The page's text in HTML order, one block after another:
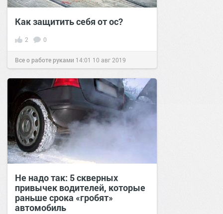
Как защитить себя от ос?
2 0
Все о работе руками 14:01 10 авг 2019
Не надо так: 5 скверных
привычек водителей, которые
раньше срока «гробят»
автомобиль